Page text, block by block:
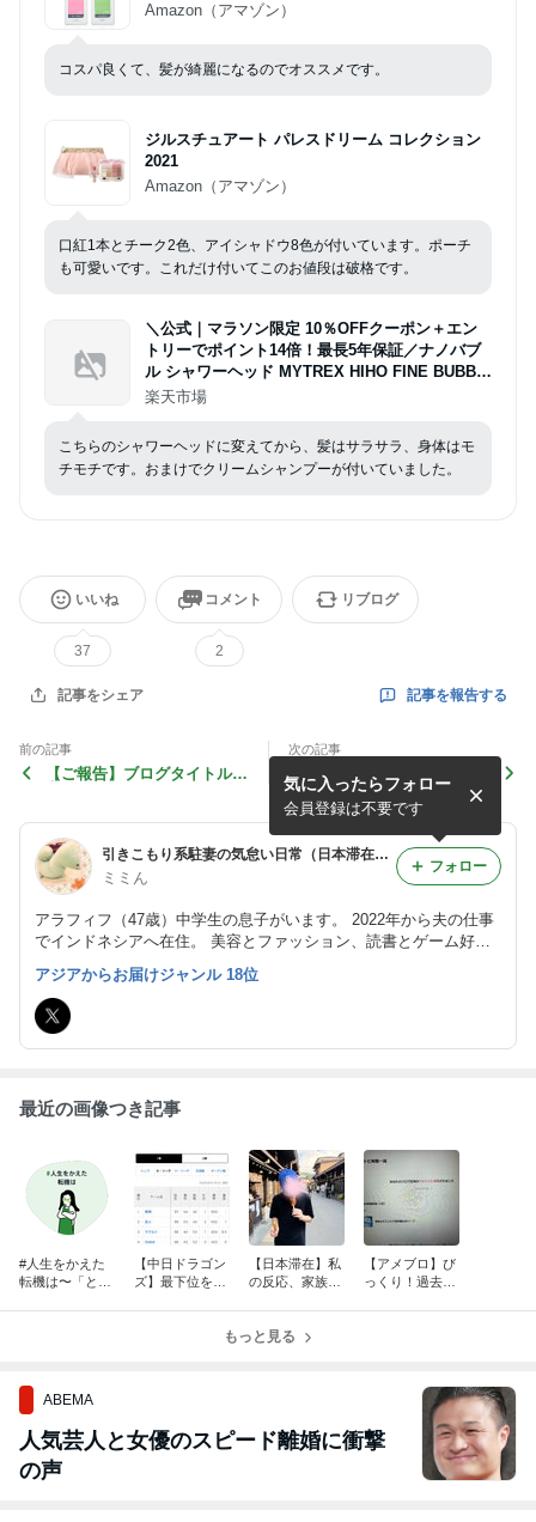
Amazon（アマゾン）
コスパ良くて、髪が綺麗になるのでオススメです。
ジルスチュアート パレスドリーム コレクション
2021
Amazon（アマゾン）
口紅1本とチーク2色、アイシャドウ8色が付いています。ポーチ
も可愛いです。これだけ付いてこのお値段は破格です。
＼公式｜マラソン限定 10％OFFクーポン＋エン
トリーでポイント14倍！最長5年保証／ナノバブ
ル シャワーヘッド MYTREX HIHO FINE BUBBL
E+ マイクロバブル 温 ミスト マイトレックス 美
保湿 頭皮 毛穴 汚れ 除去 洗浄力
楽天市場
こちらのシャワーヘッドに変えてから、髪はサラサラ、身体はモ
チモチです。おまけでクリームシャンプーが付いていました。
いいね
37
コメント
2
リブログ
記事をシェア 記事を報告する
前の記事
【ご報告】ブログタイトルを
次の記事
【インドネシア赴任】本帰国
しました
引きこもり系駐妻の気怠い日常（日本滞在中→次はインド赴任）
ミミん
アラフィフ（47歳）中学生の息子がいます。 2022年から夫の仕事
でインドネシアへ在住。 美容とファッション、読書とゲーム好
き。 双極性障害と好酸球菌性副鼻腔炎という難病を抱えていま
す。2024年に乳がんが分かり、部分切除。放射線治療は終わり、
現在はホルモン療法中。
気に入ったらフォロー
会員登録は不要です
フォロー
アジアからお届けジャンル 18位
最近の画像つき記事
#人生をかえた
転機は〜「とり
【中日ドラゴン
ズ】最下位を覚
【日本滞在】私
の反応、家族に
【アメブロ】び
っくり！過去最
もっと見る
ABEMA
人気芸人と女優のスピード離婚に衝撃
の声